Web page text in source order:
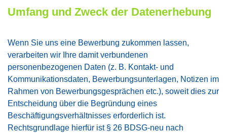
Umfang und Zweck der Datenerhebung
Wenn Sie uns eine Bewerbung zukommen lassen,
verarbeiten wir Ihre damit verbundenen
personenbezogenen Daten (z. B. Kontakt- und
Kommunikationsdaten, Bewerbungsunterlagen, Notizen im
Rahmen von Bewerbungsgesprächen etc.), soweit dies zur
Entscheidung über die Begründung eines
Beschäftigungsverhältnisses erforderlich ist.
Rechtsgrundlage hierfür ist § 26 BDSG-neu nach